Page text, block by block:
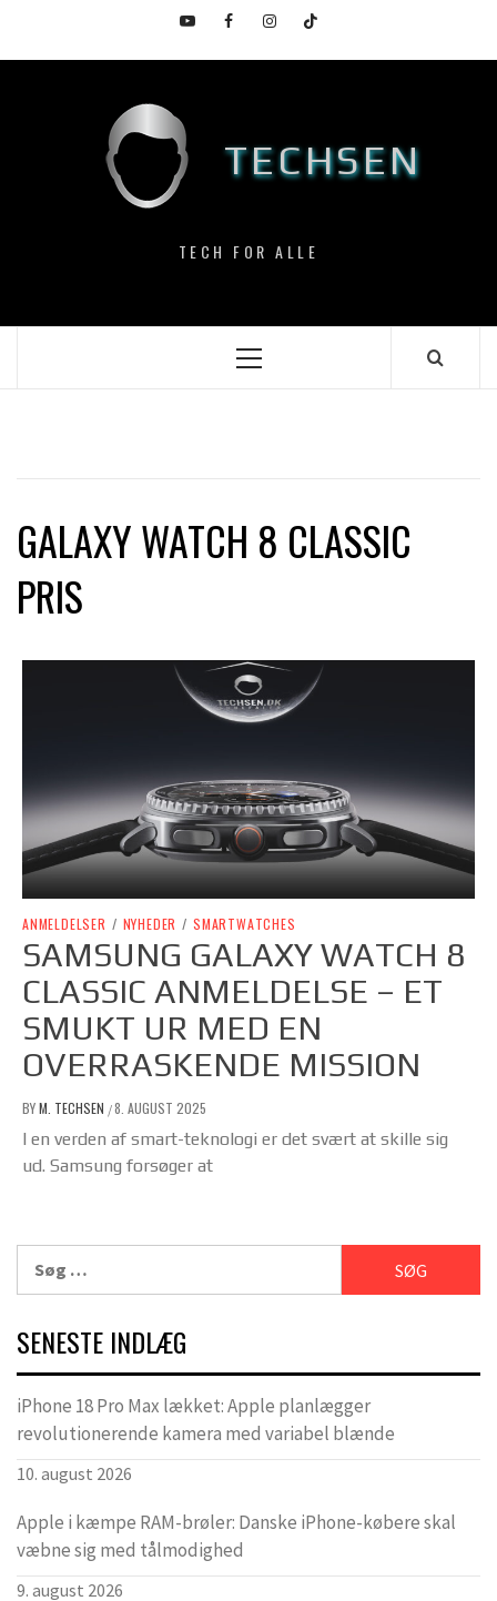
content
YouTubeFacebookInstagramTikTok
TECHSEN
TECH FOR ALLE
Primary
GALAXY WATCH 8 CLASSIC
PRIS
ANMELDELSER / NYHEDER / SMARTWATCHES
SAMSUNG GALAXY WATCH 8
CLASSIC ANMELDELSE – ET
SMUKT UR MED EN
OVERRASKENDE MISSION
BYM. TECHSEN /8. AUGUST 2025
I en verden af smart-teknologi er det svært at skille sig
ud. Samsung forsøger at
efter:
SENESTE INDLÆG
iPhone 18 Pro Max lækket: Apple planlægger
revolutionerende kamera med variabel blænde
10. august 2026
Apple i kæmpe RAM-brøler: Danske iPhone-købere skal
væbne sig med tålmodighed
9. august 2026